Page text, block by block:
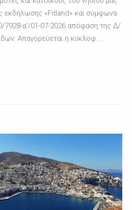
εκδήλωσης «Fitland» και σύμφωνα
7928-α’/01-07-2026 απόφαση της Δ/
Απαγορεύεται η κυκλοφ ...